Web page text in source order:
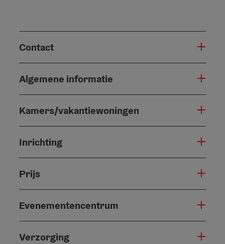
Contact
Algemene informatie
Kamers/vakantiewoningen
Inrichting
Prijs
Evenementencentrum
Verzorging